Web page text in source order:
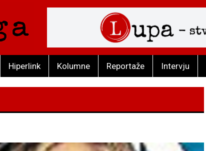
Hiperlink Kolumne Reportaže Intervju